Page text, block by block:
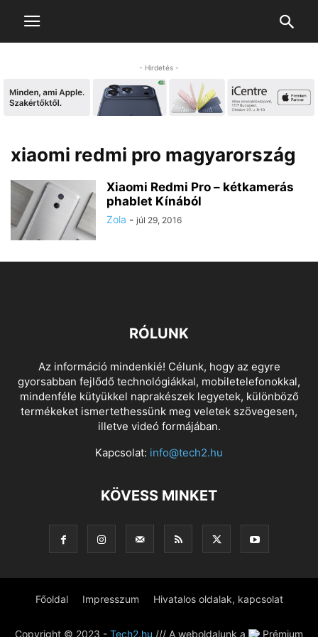
- Hirdetés -
xiaomi redmi pro magyarország
Xiaomi Redmi Pro – kétkamerás
phablet Kínából
Zola - júl 29, 2016
RÓLUNK
Az információ mindenkié! Célunk, hogy az egyre
gyorsabban fejlődő technológiákkal, mobiletelefonokkal,
mindenféle kütyükkel naprakészek legyetek, különböző
termékeket ismertethessünk meg veletek szövegesen,
illetve videó formájában.
Kapcsolat: info@tech2.hu
KÖVESS MINKET
Főoldal Impresszum Hivatalos oldalak, kapcsolat
Copyright © 2023 - Tech2.hu /// A weboldalunk a Prémium